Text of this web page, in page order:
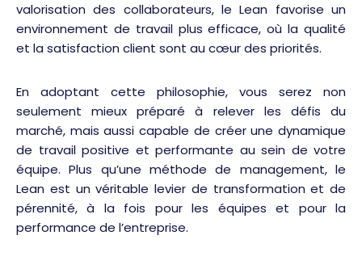
valorisation des collaborateurs, le Lean favorise un
environnement de travail plus efficace, où la qualité
et la satisfaction client sont au cœur des priorités.
En adoptant cette philosophie, vous serez non
seulement mieux préparé à relever les défis du
marché, mais aussi capable de créer une dynamique
de travail positive et performante au sein de votre
équipe. Plus qu’une méthode de management, le
Lean est un véritable levier de transformation et de
pérennité, à la fois pour les équipes et pour la
performance de l’entreprise.